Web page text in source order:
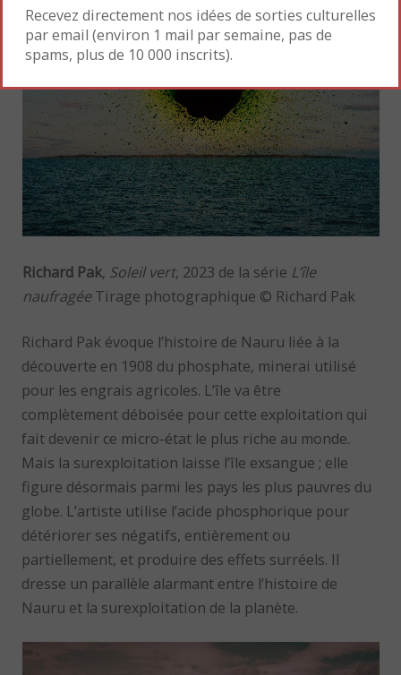
Richard Pak, Soleil vert, 2023 de la série L’île
naufragéeTirage photographique © Richard Pak
Richard Pak évoque l’histoire de Nauru liée à la
découverte en 1908 du phosphate, minerai utilisé
pour les engrais agricoles. L’île va être
complètement déboisée pour cette exploitation qui
fait devenir ce micro-état le plus riche au monde.
Mais la surexploitation laisse l’île exsangue ; elle
figure désormais parmi les pays les plus pauvres du
globe. L’artiste utilise l’acide phosphorique pour
détériorer ses négatifs, entièrement ou
partiellement, et produire des effets surréels. Il
dresse un parallèle alarmant entre l’histoire de
Nauru et la surexploitation de la planète.
Recevez directement nos idées de sorties culturelles
par email (environ 1 mail par semaine, pas de
spams, plus de 10 000 inscrits).